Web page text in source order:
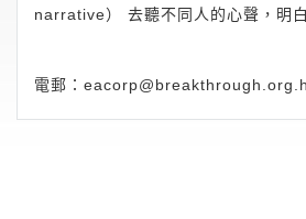
narrative） 去聽不同人的心聲，明
電郵：